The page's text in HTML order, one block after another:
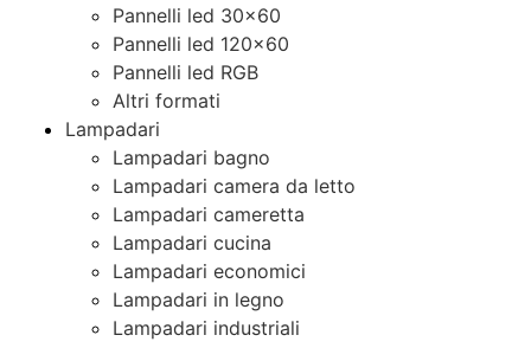
Pannelli led 30×60
Pannelli led 120×60
Pannelli led RGB
Altri formati
Lampadari
Lampadari bagno
Lampadari camera da letto
Lampadari cameretta
Lampadari cucina
Lampadari economici
Lampadari in legno
Lampadari industriali